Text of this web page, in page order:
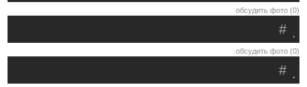
обсудить фото (0)
.
#
обсудить фото (0)
.
#